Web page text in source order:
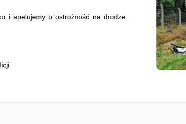
i apelujemy o ostrożność na drodze.